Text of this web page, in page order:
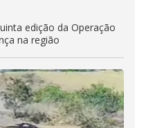
edição da Operação
na região